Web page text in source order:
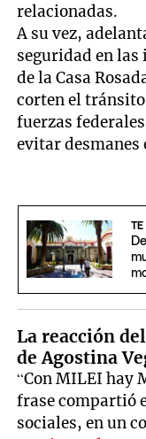
relacionadas.
A su vez,
seguridad en las
de la Casa
corten el
fuerzas
evitar desmanes
TE
La reacción
de Agostina
“Con MILEI hay
frase compartió
sociales, en un